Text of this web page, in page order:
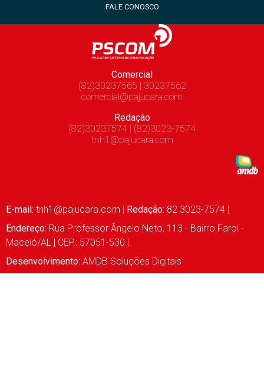
FALE CONOSCO
Comercial
(82)30237565 | 30237562
comercial@pajucara.com
Redação
(82)30237574 | (82)3023-7574
tnh1@pajucara.com
E-mail: tnh1@pajucara.com | Redação: 82 3023-7574 |
Endereço: Rua Professor Ângelo Neto, 113 - Bairro Farol -
Maceió/AL | CEP.: 57051-530 |
Desenvolvimento: AMDB Soluções Digitais